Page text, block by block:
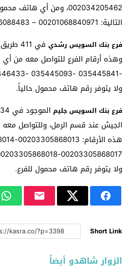
002034205462، ومن أي
التالية: 00201068840971 – 00201006088483.
فرع بنك السويس رشدي
في
ولا يتوفر رقم هاتف محمول حالياً.
فرع بنك السويس جليم
الجيش عند قسم الرمل، وللتواصل
ولا يتوفر رقم هاتف محمول للفرع.
Short Link
الزوار شاهدو أيضاً